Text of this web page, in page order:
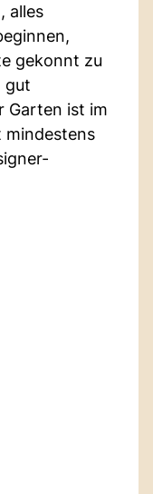
alles
gekonnt zu
gut
Garten ist im
mindestens